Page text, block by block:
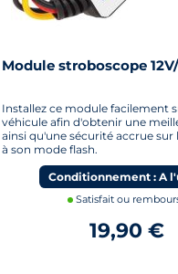
Module stroboscope
Installez ce module facilement
véhicule afin d'obtenir une
ainsi qu'une sécurité accrue sur
à son mode flash.
Conditionnement : A
Satisfait ou
19,90 €